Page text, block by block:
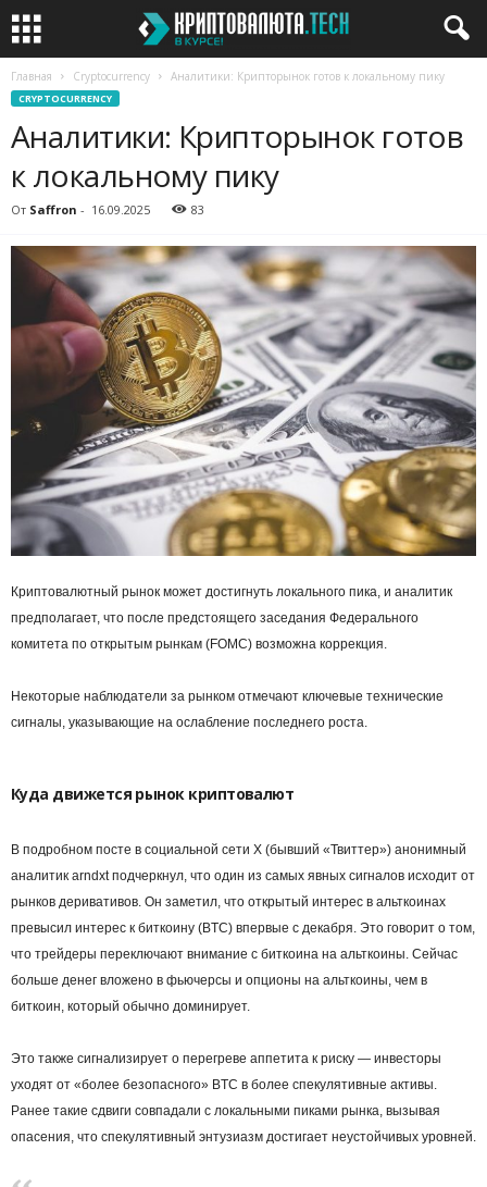
Главная Cryptocurrency Аналитики: Крипторынок готов к локальному пику
CRYPTOCURRENCY
Аналитики: Крипторынок готов
к локальному пику
От Saffron - 16.09.2025 83
Криптовалютный рынок может достигнуть локального пика, и аналитик
предполагает, что после предстоящего заседания Федерального
комитета по открытым рынкам (FOMC) возможна коррекция.
Некоторые наблюдатели за рынком отмечают ключевые технические
сигналы, указывающие на ослабление последнего роста.
Куда движется рынок криптовалют
В подробном посте в социальной сети X (бывший «Твиттер») анонимный
аналитик arndxt подчеркнул, что один из самых явных сигналов исходит от
рынков деривативов. Он заметил, что открытый интерес в альткоинах
превысил интерес к биткоину (BTC) впервые с декабря. Это говорит о том,
что трейдеры переключают внимание с биткоина на альткоины. Сейчас
больше денег вложено в фьючерсы и опционы на альткоины, чем в
биткоин, который обычно доминирует.
Это также сигнализирует о перегреве аппетита к риску — инвесторы
уходят от «более безопасного» BTC в более спекулятивные активы.
Ранее такие сдвиги совпадали с локальными пиками рынка, вызывая
опасения, что спекулятивный энтузиазм достигает неустойчивых уровней.